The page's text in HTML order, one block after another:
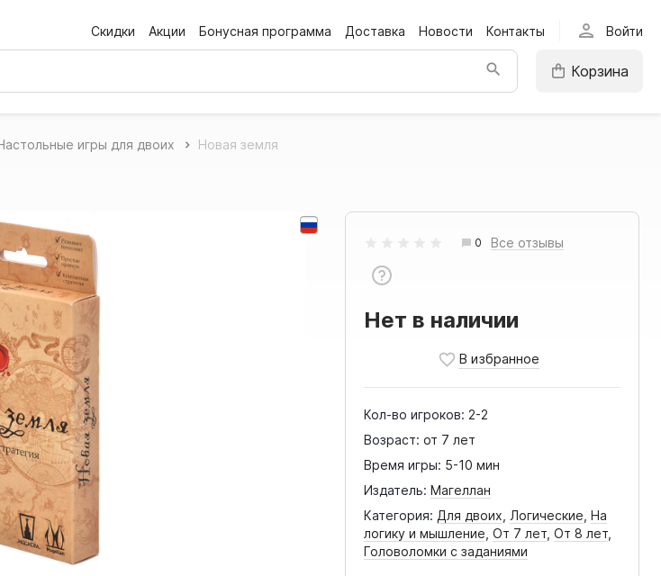
Скидки Акции Бонусная программа Доставка Новости Контакты person Войти
Корзина
игры для двоих Новая земля
0 Все отзывы
Нет в наличии
Кол-во игроков: 2-2
Возраст: от 7 лет
Время игры: 5-10 мин
Издатель: Магеллан
Категория: Для двоих Логические ,На
логику и мышление ,От 7 лет ,От 8 лет
Головоломки с заданиями